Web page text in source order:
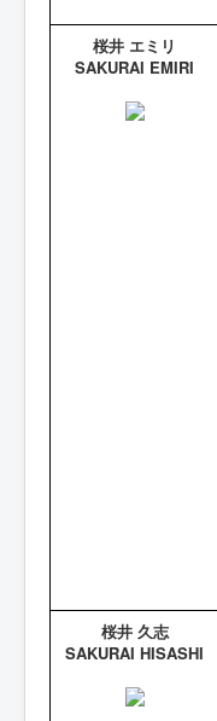
桜井 エミリ
SAKURAI EMIRI
桜井 久志
SAKURAI HISASHI